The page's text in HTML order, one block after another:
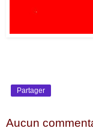
Partager
Aucun